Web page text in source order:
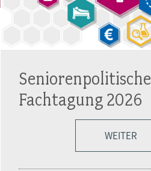
Seniorenpolitische
Fachtagung 2026
WEITER